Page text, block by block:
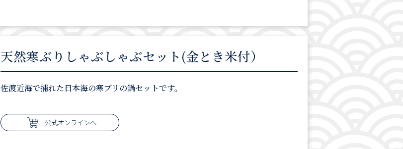
天然寒ぶりしゃぶしゃぶセット(金とき米付）
佐渡近海で捕れた日本海の寒ブリの鍋セットです。
公式オンラインへ